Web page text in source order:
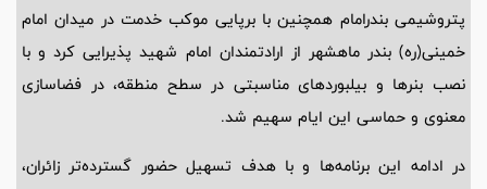
پتروشیمی بندرامام همچنین با برپایی موکب خدمت در میدان امام
خمینی(ره) بندر ماهشهر از ارادتمندان امام شهید پذیرایی کرد و با
نصب بنرها و بیلبوردهای مناسبتی در سطح منطقه، در فضاسازی
معنوی و حماسی این ایام سهیم شد.
در ادامه این برنامه‌ها و با هدف تسهیل حضور گسترده‌تر زائران،